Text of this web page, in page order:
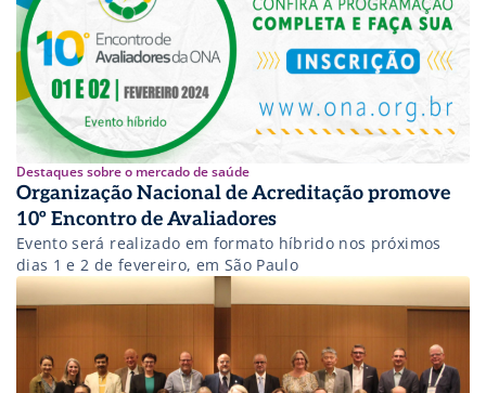
Destaques sobre o mercado de saúde
Organização Nacional de Acreditação promove
10º Encontro de Avaliadores
Evento será realizado em formato híbrido nos próximos
dias 1 e 2 de fevereiro, em São Paulo